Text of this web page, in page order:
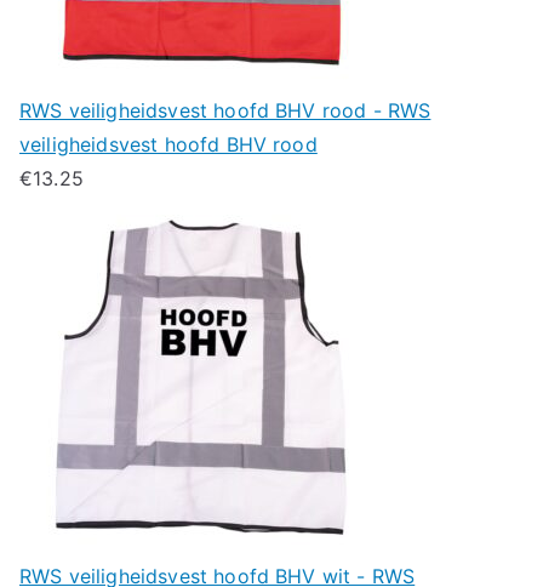
RWS veiligheidsvest hoofd BHV rood - RWS
veiligheidsvest hoofd BHV rood
€13.25
RWS veiligheidsvest hoofd BHV wit - RWS